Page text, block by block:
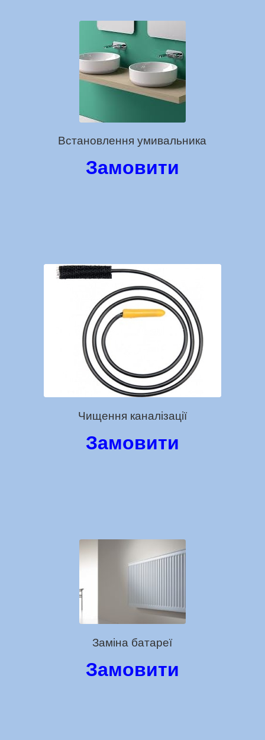
Встановлення умивальника
Замовити
Чищення каналізації
Замовити
Заміна батареї
Замовити